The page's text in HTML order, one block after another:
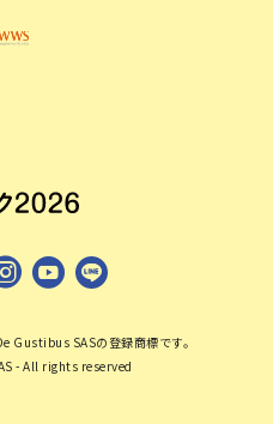
Gustibus SASの登録商標です。
- All rights reserved